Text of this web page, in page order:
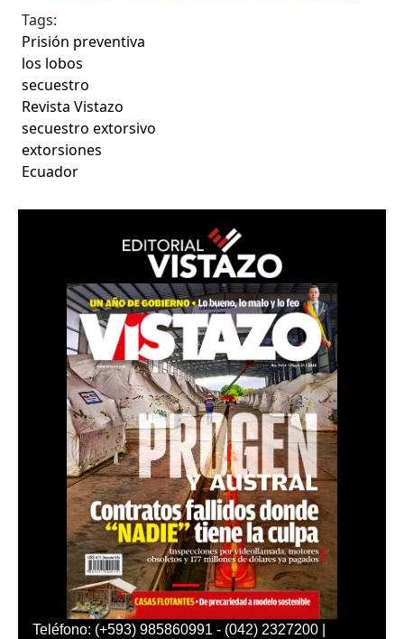
Tags:
Prisión preventiva
los lobos
secuestro
Revista Vistazo
secuestro extorsivo
extorsiones
Ecuador
Teléfono: (+593) 985860991 - (042) 2327200 |